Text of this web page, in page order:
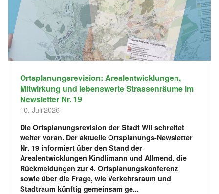
Ortsplanungsrevision: Arealentwicklungen,
Mitwirkung und lebenswerte Strassenräume im
Newsletter Nr. 19
10. Juli 2026
Die Ortsplanungsrevision der Stadt Wil schreitet
weiter voran. Der aktuelle Ortsplanungs-Newsletter
Nr. 19 informiert über den Stand der
Arealentwicklungen Kindlimann und Allmend, die
Rückmeldungen zur 4. Ortsplanungskonferenz
sowie über die Frage, wie Verkehrsraum und
Stadtraum künftig gemeinsam ge...